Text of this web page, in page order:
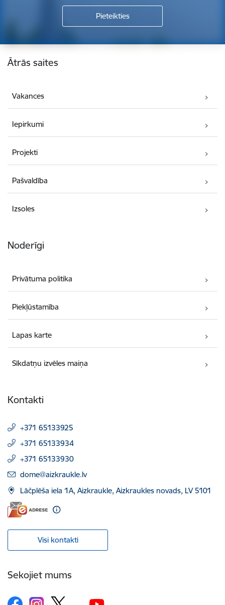
Kājene
Ātrās saites
Vakances
Iepirkumi
Projekti
Pašvaldība
Izsoles
Noderīgi
Privātuma politika
Piekļūstamība
Lapas karte
Sīkdatņu izvēles maiņa
Kontakti
+371 65133925
+371 65133934
+371 65133930
E-pasts:
dome@aizkraukle.lv
Lāčplēša iela 1A, Aizkraukle, Aizkraukles novads, LV 5101
Visi kontakti
Sekojiet mums